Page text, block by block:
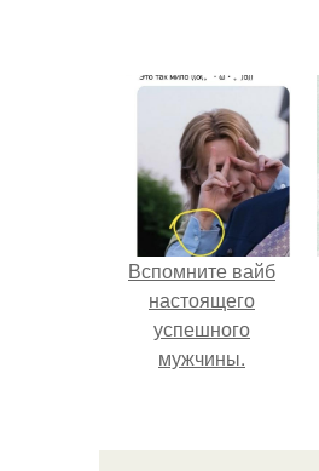
Вспомните вайб
настоящего
успешного
мужчины.